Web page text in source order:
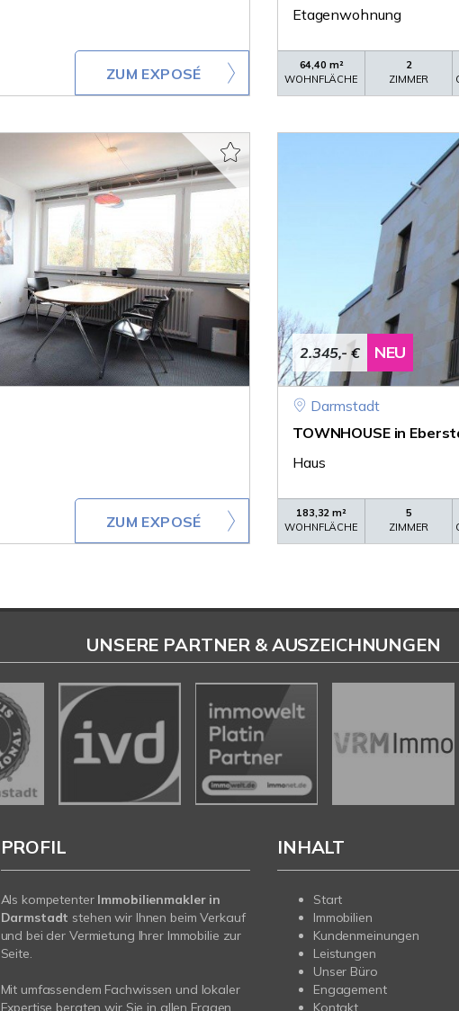
ZUM EXPOSÉ
Etagenwohnung
64,40 m²
WOHNFLÄCHE
2
ZIMMER
ZUM EXPOSÉ
2.345,- € NEU
Darmstadt
TOWNHOUSE in
Haus
183,32 m²
WOHNFLÄCHE
5
ZIMMER
UNSERE PARTNER & AUSZEICHNUNGEN
PROFIL
Als kompetenter Immobilienmakler in
Darmstadt stehen wir Ihnen beim Verkauf
und bei der Vermietung Ihrer Immobilie zur
Seite.
Mit umfassendem Fachwissen und lokaler
Expertise beraten wir Sie in allen Fragen
INHALT
Start
Immobilien
Kundenmeinungen
Leistungen
Unser Büro
Engagement
Kontakt